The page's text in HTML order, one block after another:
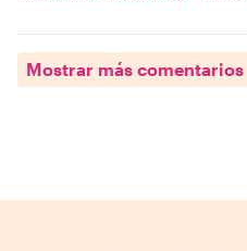
Mostrar más comentarios